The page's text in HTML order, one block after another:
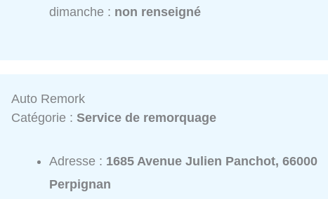
dimanche : non renseigné
Auto Remork
Catégorie :Service de remorquage
Adresse : 1685 Avenue Julien Panchot, 66000
Perpignan